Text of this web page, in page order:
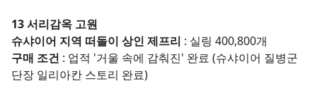
13 서리감옥 고원
슈샤이어 지역 떠돌이 상인 제프리 : 실링 400,800개
구매 조건 : 업적 '거울 속에 감춰진' 완료 (슈샤이어 질병군
단장 일리아칸 스토리 완료)